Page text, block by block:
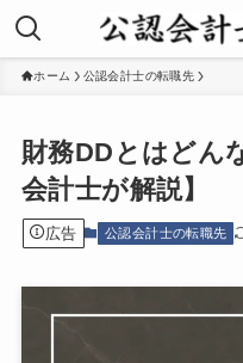
ホーム 公認会計士の転職先
財務DDとはどん
会計士が解説】
広告 公認会計士の転職先